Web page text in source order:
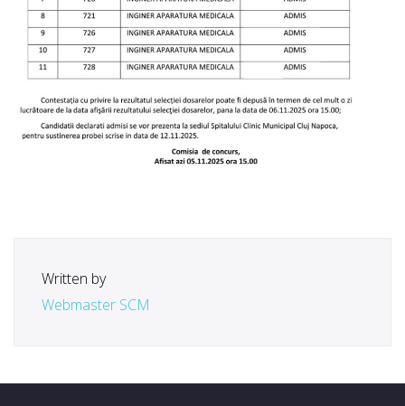
Written by
Webmaster SCM